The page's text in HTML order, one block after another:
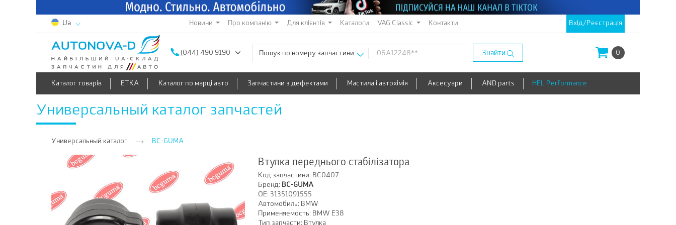
Ua Новини Про компанію Для клієнтів Каталоги VAG Classic Контакти Вхід/Реєстрація
(044) 490 9190 Пошук по номеру запчастини Знайти 0
Каталог товарів ETKA Каталог по марці авто Запчастини з дефектами Мастила і автохімія Аксесуари AND parts HEL Performance
Универсальный каталог запчастей
Универсальный каталог BC-GUMA
Втулка переднього стабілізатора
Код запчастини: BC0407
Бренд: BC-GUMA
OE: 31351091555
Автомобиль: BMW
Применяемость: BMW E38
Тип запчасти: Втулка